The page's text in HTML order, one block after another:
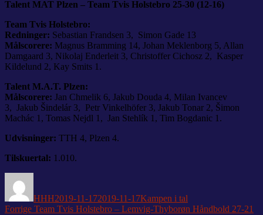
Talent MAT Plzen – Team Tvis Holstebro 25-30 (12-16)
Team Tvis Holstebro:
Redninger: Sebastian Frandsen 3, Simon Gade 13
Målscorere: Magnus Bramming 14, Johan Meklenborg 5, Allan
Damgaard 3, Nikolaj Enderleit 3, Christoffer Cichosz 2, Kasper
Kildelund 2, Kay Smits 1.
Talent M.A.T. Plzen:
Målscorere: Jan Chmelik 6, Jakub Douda 4, Milan Ivancev
3, Jakub Šindelár 3, Petr Vinkelhöfer 3, Jakub Tonar 2, Šimon
Machác 1, Tomas Nejdl 1, Jan Stehlík 1, Tim Bogdanic 1.
Udvisninger: TTH 4, Plzen 4.
Tilskuertal: 1.010.
HHH2019-11-172019-11-17Kampen i tal
Indlægsnavigation
Forrige Forrige
Team Tvis Holstebro – Lemvig-Thyborøn Håndbold 27-21